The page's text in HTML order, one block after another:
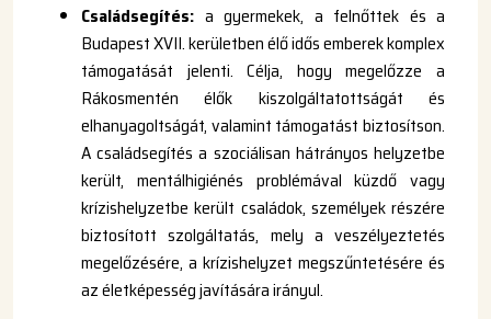
Családsegítés: a gyermekek, a felnőttek és a
Budapest XVII. kerületben élő idős emberek komplex
támogatását jelenti. Célja, hogy megelőzze a
Rákosmentén élők kiszolgáltatottságát és
elhanyagoltságát, valamint támogatást biztosítson.
A családsegítés a szociálisan hátrányos helyzetbe
került, mentálhigiénés problémával küzdő vagy
krízishelyzetbe került családok, személyek részére
biztosított szolgáltatás, mely a veszélyeztetés
megelőzésére, a krízishelyzet megszűntetésére és
az életképesség javítására irányul.